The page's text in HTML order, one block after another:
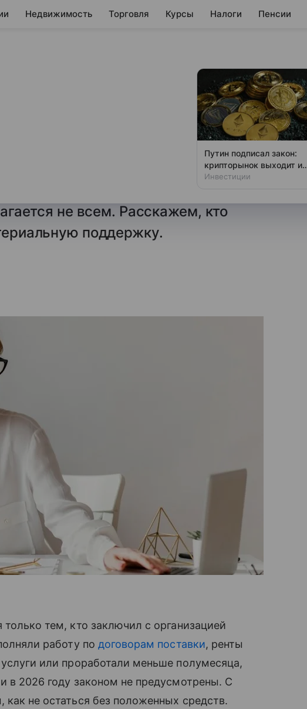
Недвижимость Торговля Курсы Налоги Пенсии
увольнении в 2026
с работы с пустыми
и в этом случае закон
не всем. Расскажем, кто
поддержку.
только тем, кто заключил с организацией
работу по договорам поставки, ренты
или проработали меньше полумесяца,
в 2026 году законом не предусмотрены. С
не остаться без положенных средств.
Путин подписал закон:
крипторынок выходит из
тени
Инвестиции